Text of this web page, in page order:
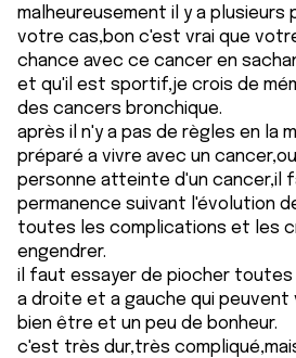
malheureusement il y a plusieurs
votre cas,bon c'est vrai que
chance avec ce cancer en
et qu'il est sportif,je crois de
des cancers bronchique.
après il n'y a pas de règles en la
préparé a vivre avec un
personne atteinte d'un cancer,il
permanence suivant l'évolution
toutes les complications et les
engendrer.
il faut essayer de piocher
a droite et a gauche qui peuvent
bien être et un peu de bonheur.
c'est très dur,très